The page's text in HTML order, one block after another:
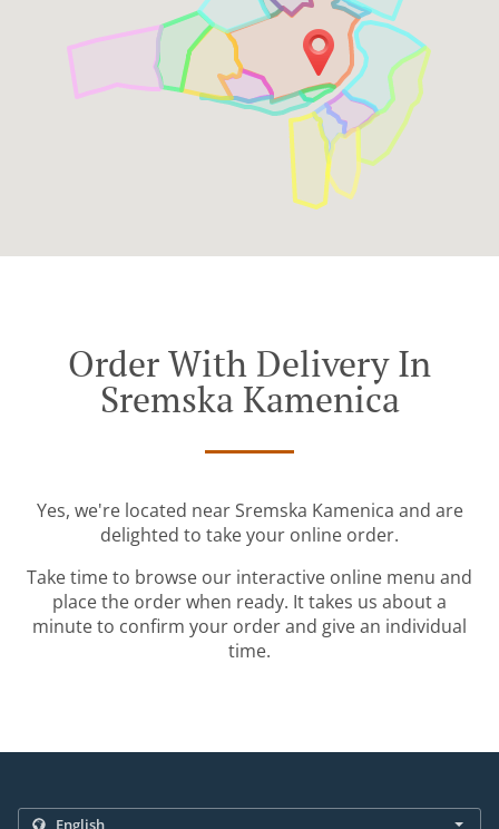
Order With Delivery In
Sremska Kamenica
Yes, we're located near Sremska Kamenica and are
delighted to take your online order.
Take time to browse our interactive online menu and
place the order when ready. It takes us about a
minute to confirm your order and give an individual
time.